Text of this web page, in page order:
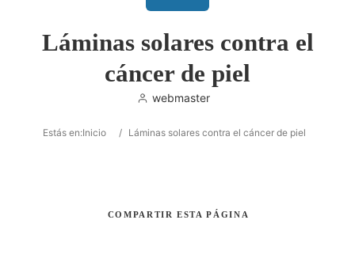
Láminas solares contra el
cáncer de piel
webmaster
Estás en:Inicio / Láminas solares contra el cáncer de piel
COMPARTIR ESTA PÁGINA